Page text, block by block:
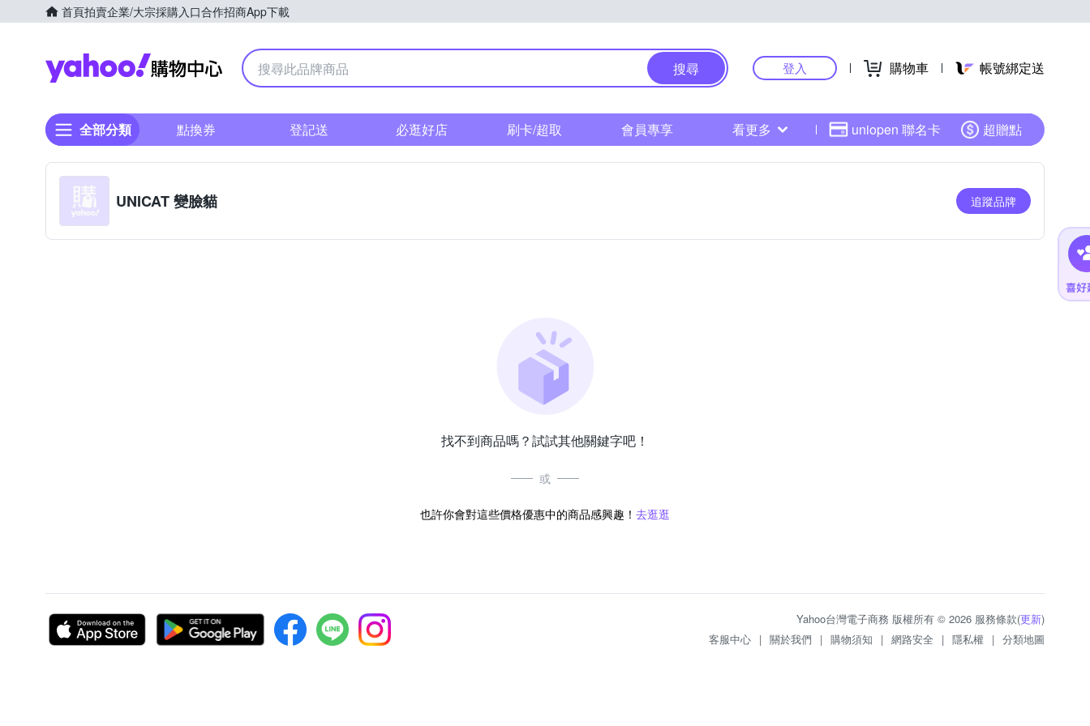
首頁拍賣企業/大宗採購入口合作招商App下載
Yahoo購物中心
搜尋 登入 購物車 帳號綁定送
全部分類 點換券 登記送 必逛好店 刷卡/超取 會員專享 看更多 uniopen 聯名卡 超贈點
UNICAT 變臉貓 追蹤品牌
找不到商品嗎？試試其他關鍵字吧！
或
也許你會對這些價格優惠中的商品感興趣！ 去逛逛
Yahoo台灣電子商務 版權所有 © 2026 服務條款(更新)
客服中心 | 關於我們 | 購物須知 | 網路安全 | 隱私權 | 分類地圖